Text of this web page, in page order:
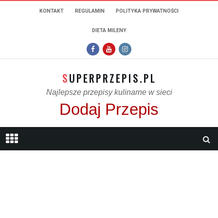
KONTAKT REGULAMIN POLITYKA PRYWATNOŚCI
DIETA MILENY
SUPERPRZEPIS.PL
Najlepsze przepisy kulinarne w sieci
Dodaj Przepis